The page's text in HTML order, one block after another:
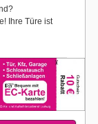
Ihre Türe ist